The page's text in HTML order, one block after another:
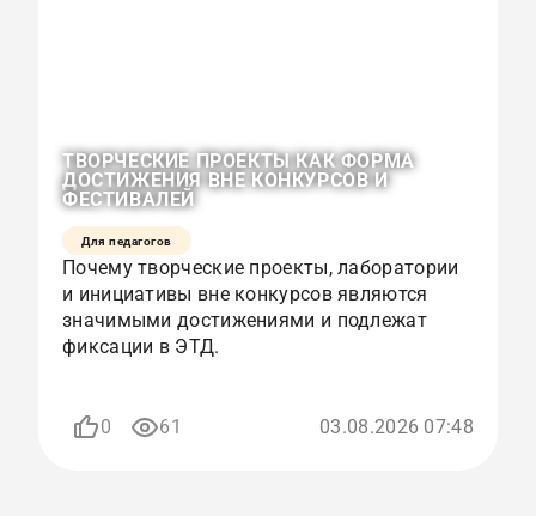
ТВОРЧЕСКИЕ ПРОЕКТЫ КАК ФОРМА
ДОСТИЖЕНИЯ ВНЕ КОНКУРСОВ И
ФЕСТИВАЛЕЙ
Для педагогов
Почему творческие проекты, лаборатории
и инициативы вне конкурсов являются
значимыми достижениями и подлежат
фиксации в ЭТД.
0 61 03.08.2026 07:48